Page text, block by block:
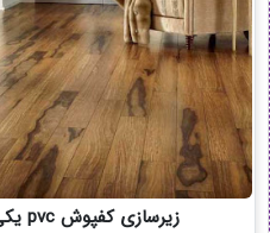
زیرسازی کفپوش pvc یکی از نکات نصب کفپوش